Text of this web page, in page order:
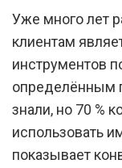
Уже много лет
клиентам
инструментов
определённым
знали, но 70 %
использовать
показывает